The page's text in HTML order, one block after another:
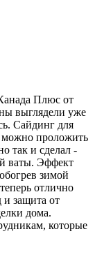
Плюс от
выглядели уже
Сайдинг для
можно проложить
так и сделал -
ваты. Эффект
зимой
отлично
защита от
дома.
которые